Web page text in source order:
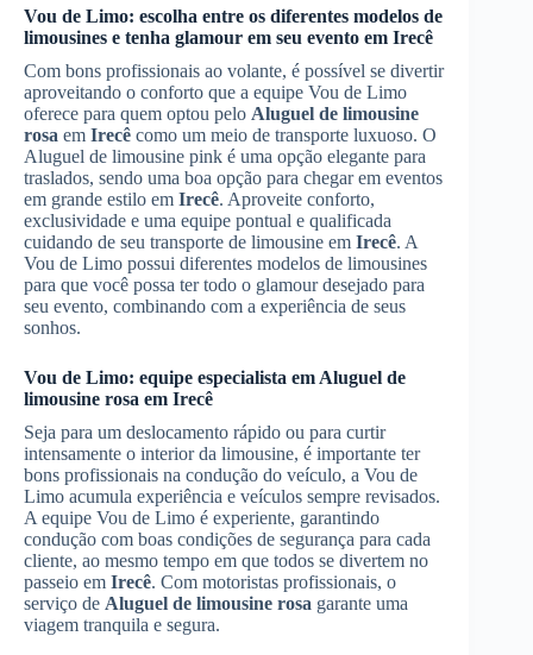
Vou de Limo: escolha entre os diferentes modelos de
limousines e tenha glamour em seu evento em Irecê
Com bons profissionais ao volante, é possível se divertir
aproveitando o conforto que a equipe Vou de Limo
oferece para quem optou pelo Aluguel de limousine
rosa em Irecê como um meio de transporte luxuoso. O
Aluguel de limousine pink é uma opção elegante para
traslados, sendo uma boa opção para chegar em eventos
em grande estilo em Irecê. Aproveite conforto,
exclusividade e uma equipe pontual e qualificada
cuidando de seu transporte de limousine em Irecê. A
Vou de Limo possui diferentes modelos de limousines
para que você possa ter todo o glamour desejado para
seu evento, combinando com a experiência de seus
sonhos.
Vou de Limo: equipe especialista em Aluguel de
limousine rosa em Irecê
Seja para um deslocamento rápido ou para curtir
intensamente o interior da limousine, é importante ter
bons profissionais na condução do veículo, a Vou de
Limo acumula experiência e veículos sempre revisados.
A equipe Vou de Limo é experiente, garantindo
condução com boas condições de segurança para cada
cliente, ao mesmo tempo em que todos se divertem no
passeio em Irecê. Com motoristas profissionais, o
serviço de Aluguel de limousine rosa garante uma
viagem tranquila e segura.